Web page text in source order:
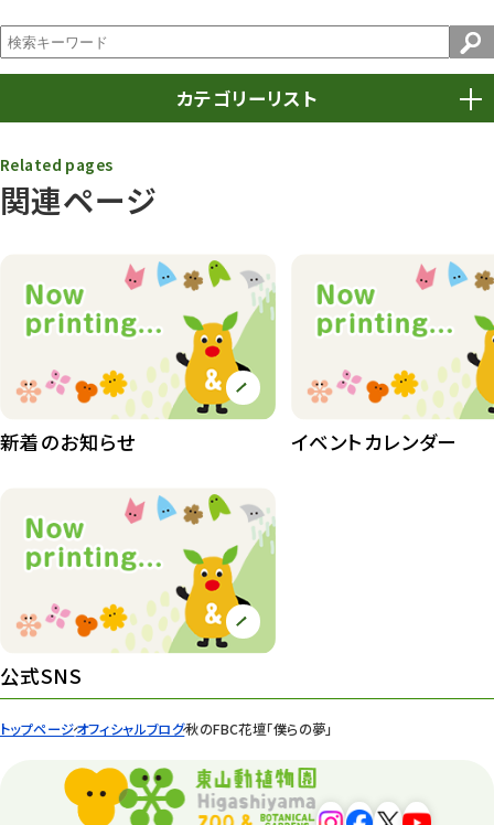
トップページオフィシャルブログ秋のFBC花壇「僕らの夢」
カテゴリーリスト
動物園
動物園その他 117
植物園 510
植物たち 407
植物園長の庭
桜情報
紅葉情報
ズーボ
イベント
関連ページ
Related pages
新着のお知らせ イベントカレンダー
公式SNS